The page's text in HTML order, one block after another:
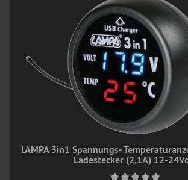
LAMPA 3in1 Spannungs-
Ladestecker (2,1A) 12-